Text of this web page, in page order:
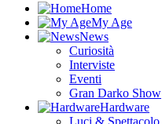
Home
My Age
News
Curiosità
Interviste
Eventi
Gran Darko Show
Hardware
Luci & Spettacolo